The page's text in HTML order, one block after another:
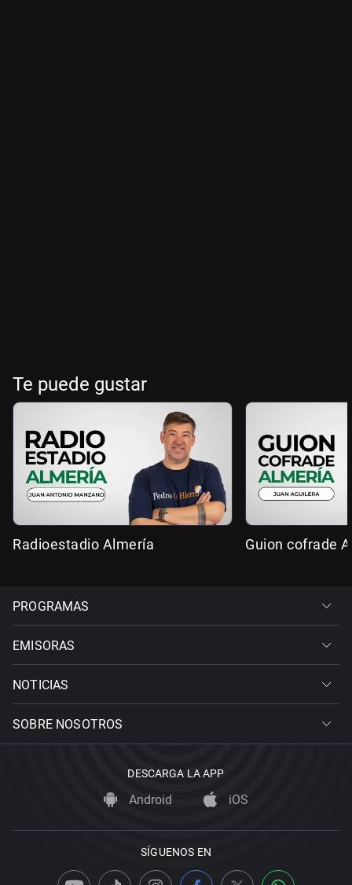
Te puede gustar
Radioestadio Almería Guion cofrade
PROGRAMAS
EMISORAS
NOTICIAS
SOBRE NOSOTROS
DESCARGA LA APP
Android iOS
SÍGUENOS EN